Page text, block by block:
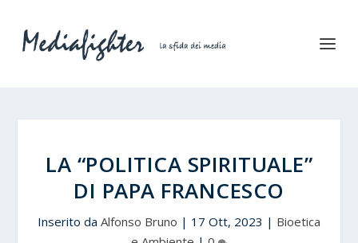
LA “POLITICA SPIRITUALE”
DI PAPA FRANCESCO
Inserito da Alfonso Bruno | 17 Ott, 2023 | Bioetica